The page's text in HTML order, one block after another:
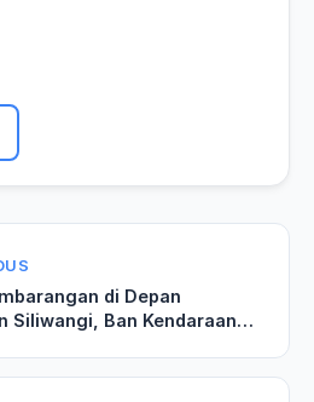
di Depan
Siliwangi, Ban Kendaraan